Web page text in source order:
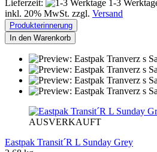
Lieferzeit:
1-3
inkl. 20% MwSt. zzgl. Versand
Produkterinnerung
In den Warenkorb
AUSVERKAUFT
Eastpak Transit´R L Sunday Grey